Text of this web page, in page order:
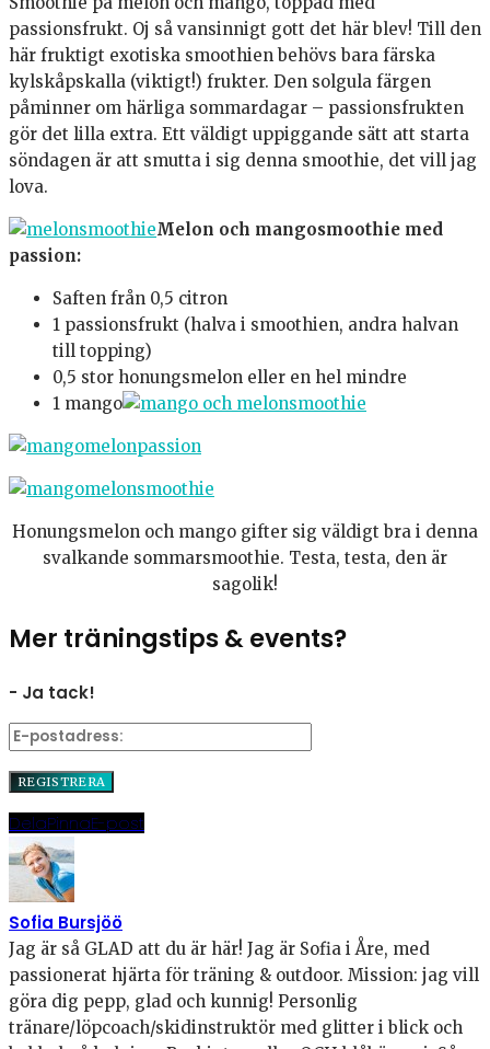
passionsfrukt. Oj så vansinnigt gott det här blev! Till den
här fruktigt exotiska smoothien behövs bara färska
kylskåpskalla (viktigt!) frukter. Den solgula färgen
påminner om härliga sommardagar – passionsfrukten
gör det lilla extra. Ett väldigt uppiggande sätt att starta
söndagen är att smutta i sig denna smoothie, det vill jag
lova.
Melon och mangosmoothie med
passion:
Saften från 0,5 citron
1 passionsfrukt (halva i smoothien, andra halvan
till topping)
0,5 stor honungsmelon eller en hel mindre
1 mango
Honungsmelon och mango gifter sig väldigt bra i denna
svalkande sommarsmoothie. Testa, testa, den är
sagolik!
Mer träningstips & events?
- Ja tack!
DelaPinnaE-post
Sofia Bursjöö
Jag är så GLAD att du är här! Jag är Sofia i Åre, med
passionerat hjärta för träning & outdoor. Mission: jag vill
göra dig pepp, glad och kunnig! Personlig
tränare/löpcoach/skidinstruktör med glitter i blick och